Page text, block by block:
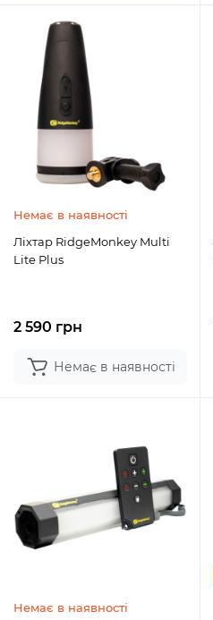
Немає в наявності
Ліхтар RidgeMonkey Multi
Lite Plus
2 590 грн
Немає в наявності
Немає в наявності